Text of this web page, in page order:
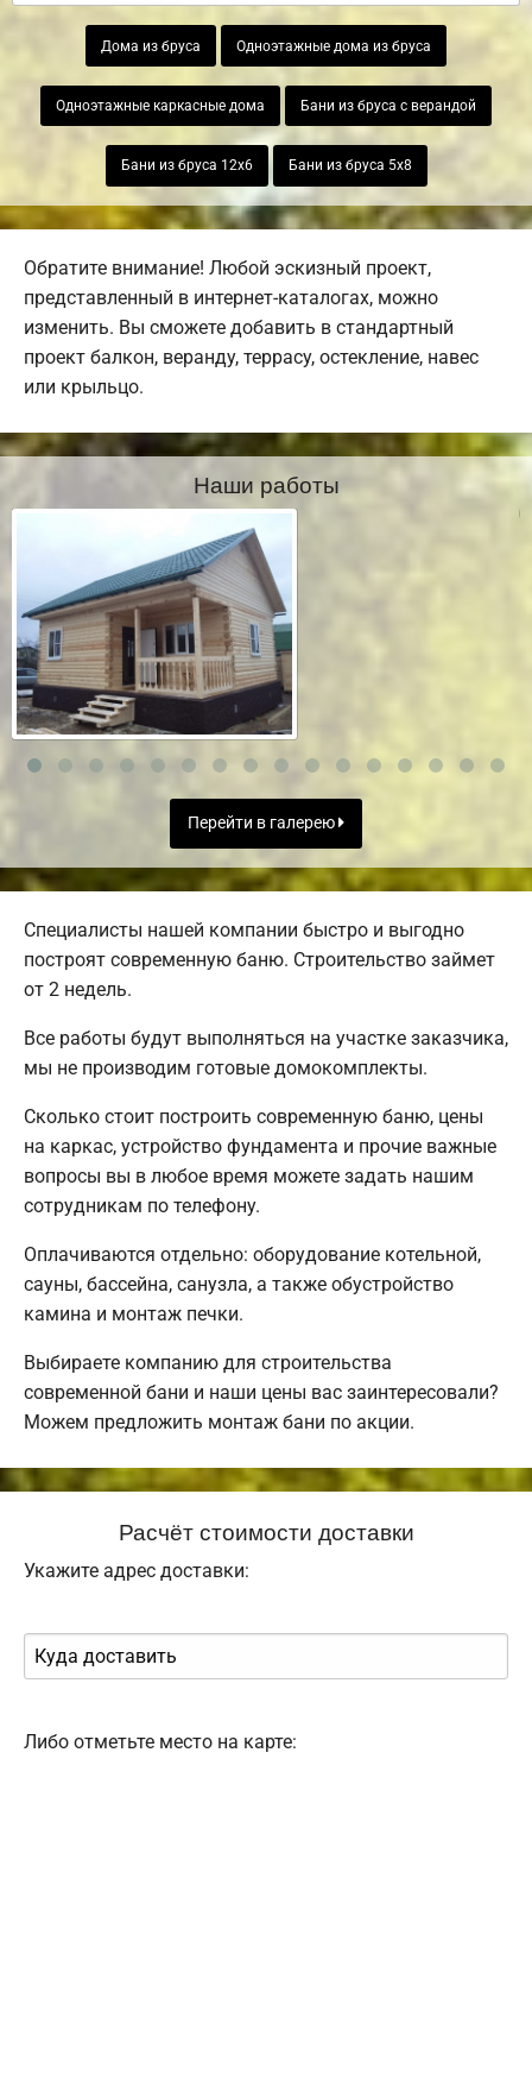
Дома из бруса Одноэтажные дома из бруса
Одноэтажные каркасные дома Бани из бруса с верандой
Бани из бруса 12х6 Бани из бруса 5х8
Обратите внимание! Любой эскизный проект,
представленный в интернет-каталогах, можно
изменить. Вы сможете добавить в стандартный
проект балкон, веранду, террасу, остекление, навес
или крыльцо.
Наши работы
Перейти в галерею
Специалисты нашей компании быстро и выгодно
построят современную баню. Строительство займет
от 2 недель.
Все работы будут выполняться на участке заказчика,
мы не производим готовые домокомплекты.
Сколько стоит построить современную баню, цены
на каркас, устройство фундамента и прочие важные
вопросы вы в любое время можете задать нашим
сотрудникам по телефону.
Оплачиваются отдельно: оборудование котельной,
сауны, бассейна, санузла, а также обустройство
камина и монтаж печки.
Выбираете компанию для строительства
современной бани и наши цены вас заинтересовали?
Можем предложить монтаж бани по акции.
Расчёт стоимости доставки
Укажите адрес доставки:
Либо отметьте место на карте: